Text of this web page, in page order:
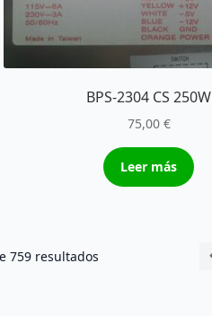
BPS-2304 CS 250W
75,00 €
Leer más
759 resultados